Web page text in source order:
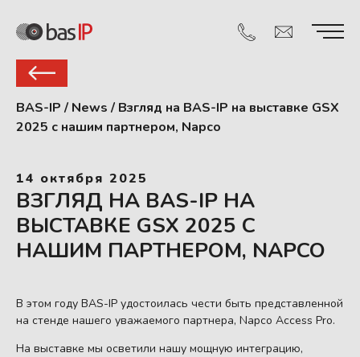
BAS-IP / News / Взгляд на BAS-IP на выставке GSX
2025 с нашим партнером, Napco
14 октября 2025
ВЗГЛЯД НА BAS-IP НА
ВЫСТАВКЕ GSX 2025 С
НАШИМ ПАРТНЕРОМ, NAPCO
В этом году BAS-IP удостоилась чести быть представленной
на стенде нашего уважаемого партнера, Napco Access Pro.
На выставке мы осветили нашу мощную интеграцию,